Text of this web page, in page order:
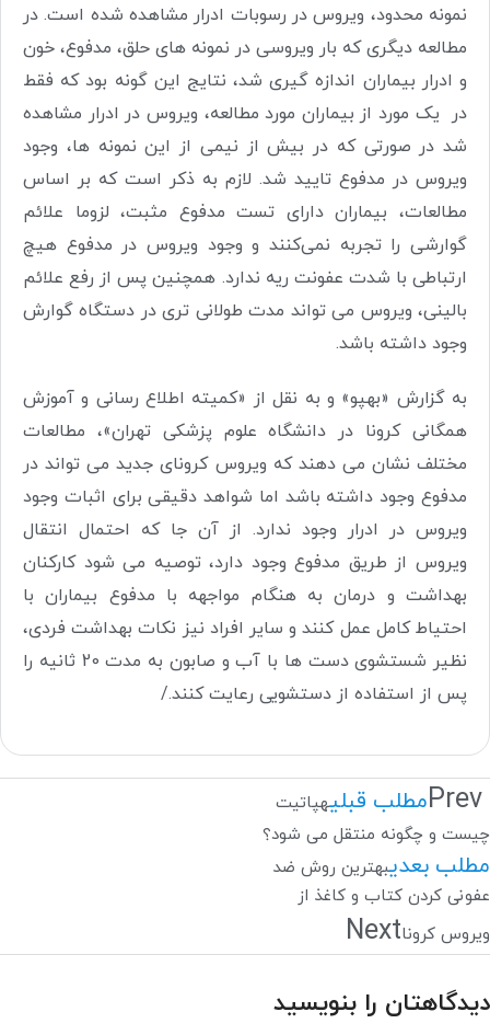
نمونه محدود، ویروس در رسوبات ادرار مشاهده شده است. در
مطالعه دیگری که بار ویروسی در نمونه های حلق، مدفوع، خون
و ادرار بیماران اندازه گیری شد، نتایج این گونه بود که فقط
در یک مورد از بیماران مورد مطالعه، ویروس در ادرار مشاهده
شد در صورتی که در بیش از نیمی از این نمونه ها، وجود
ویروس در مدفوع تایید شد. لازم به ذکر است که بر اساس
مطالعات، بیماران دارای تست مدفوع مثبت، لزوما علائم
گوارشی را تجربه نمی‌کنند و وجود ویروس در مدفوع هیچ
ارتباطی با شدت عفونت ریه ندارد. همچنین پس از رفع علائم
بالینی، ویروس می تواند مدت طولانی تری در دستگاه گوارش
وجود داشته باشد.
به گزارش «بهپو» و به نقل از «کمیته اطلاع رسانی و آموزش
همگانی کرونا در دانشگاه علوم پزشکی تهران»، مطالعات
مختلف نشان می دهند که ویروس کرونای جدید می تواند در
مدفوع وجود داشته باشد اما شواهد دقیقی برای اثبات وجود
ویروس در ادرار وجود ندارد. از آن جا که احتمال انتقال
ویروس از طریق مدفوع وجود دارد، توصیه می شود کارکنان
بهداشت و درمان به هنگام مواجهه با مدفوع بیماران با
احتیاط کامل عمل کنند و سایر افراد نیز نکات بهداشت فردی،
نظیر شستشوی دست ها با آب و صابون به مدت 20 ثانیه را
پس از استفاده از دستشویی رعایت کنند./
Prevمطلب قبلیهپاتیت
چیست و چگونه منتقل می شود؟
مطلب بعدیبهترین روش ضد
عفونی کردن کتاب و کاغذ از
ویروس کروناNext
دیدگاهتان را بنویسید